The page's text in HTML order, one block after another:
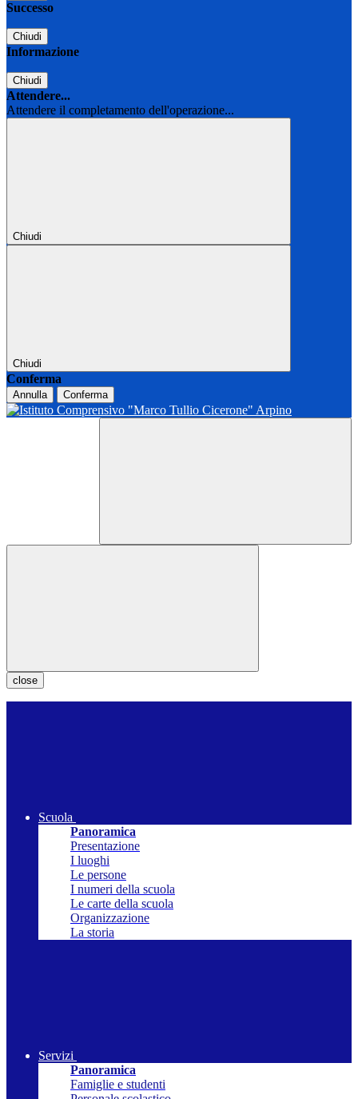
Successo
Chiudi
Informazione
Chiudi
Attendere...
Attendere il completamento dell'operazione...
Chiudi
Chiudi
Conferma
Annulla Conferma
close
Scuola
Panoramica
Presentazione
I luoghi
Le persone
I numeri della scuola
Le carte della scuola
Organizzazione
La storia
Servizi
Panoramica
Famiglie e studenti